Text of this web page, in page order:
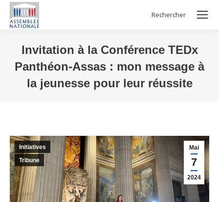
Search:
Rechercher
Invitation à la Conférence TEDx
Panthéon-Assas : mon message à
la jeunesse pour leur réussite
Mai
7
2024
Initiatives
Tribune